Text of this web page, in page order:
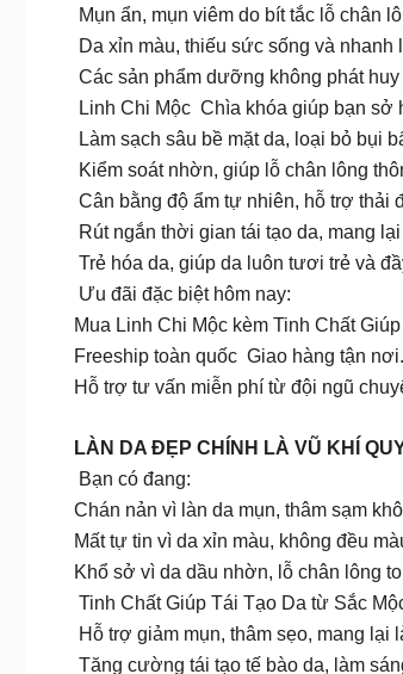
Mụn ẩn, mụn viêm do bít tắc lỗ chân
Da xỉn màu, thiếu sức sống và nhanh
Các sản phẩm dưỡng không phát
Linh Chi Mộc Chìa khóa giúp bạn sở
Làm sạch sâu bề mặt da, loại bỏ bụi
Kiểm soát nhờn, giúp lỗ chân lông
Cân bằng độ ẩm tự nhiên, hỗ trợ thải
Rút ngắn thời gian tái tạo da, mang
Trẻ hóa da, giúp da luôn tươi trẻ và
Ưu đãi đặc biệt hôm nay:
Mua Linh Chi Mộc kèm Tinh Chất
Freeship toàn quốc Giao hàng tận nơi.
Hỗ trợ tư vấn miễn phí từ đội ngũ
LÀN DA ĐẸP CHÍNH LÀ VŨ KHÍ
Bạn có đang:
Chán nản vì làn da mụn, thâm sạm
Mất tự tin vì da xỉn màu, không đều
Khổ sở vì da dầu nhờn, lỗ chân lông
Tinh Chất Giúp Tái Tạo Da từ Sắc
Hỗ trợ giảm mụn, thâm sẹo, mang lại
Tăng cường tái tạo tế bào da, làm